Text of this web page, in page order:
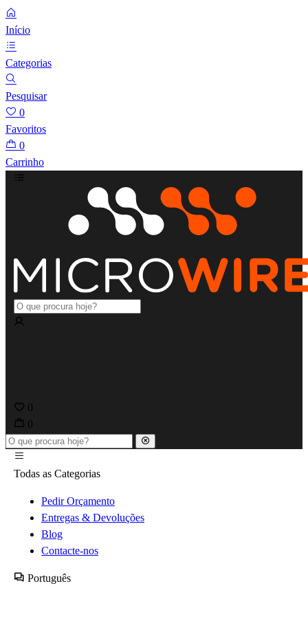
Início
Categorias
Pesquisar
0
Favoritos
0
Carrinho
0
0
Todas as Categorias
Pedir Orçamento
Entregas & Devoluções
Blog
Contacte-nos
Português